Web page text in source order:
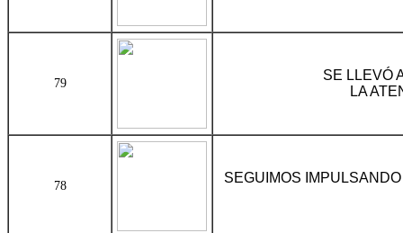
79
SE LLEVÓ
LA
78
SEGUIMOS